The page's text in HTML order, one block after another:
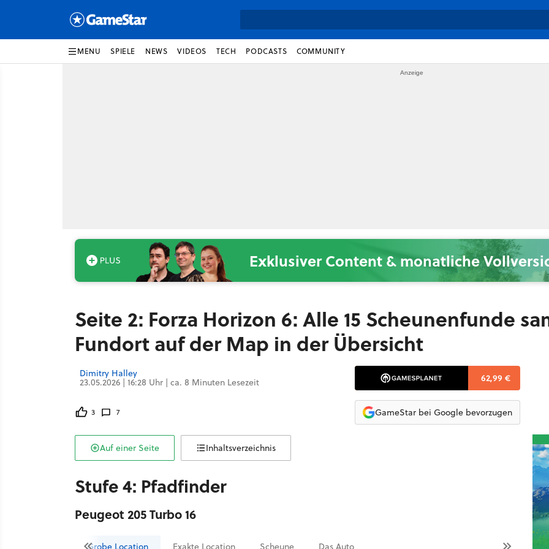
MENU SPIELE NEWS VIDEOS TECH PODCASTS COMMUNITY
Exklusiver Content & monatliche
Seite 2: Forza Horizon 6: Alle 15 Scheunenfunde
Fundort auf der Map in der Übersicht
Dimitry Halley
23.05.2026 | 16:28 Uhr | ca. 8 Minuten Lesezeit
3 7
62,99 €
GameStar bei Google bevorzugen
Auf einer Seite Inhaltsverzeichnis
Stufe 4: Pfadfinder
Peugeot 205 Turbo 16
Grobe Location Exakte Location Scheune Das Auto